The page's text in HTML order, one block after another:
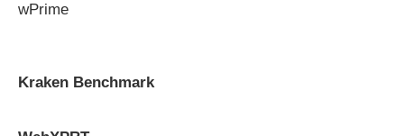
wPrime
Kraken Benchmark